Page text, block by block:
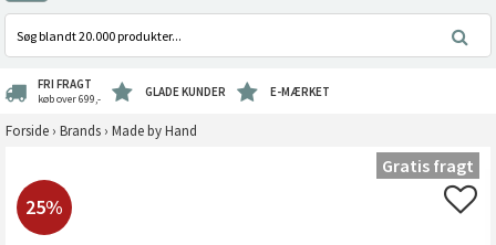
FRI FRAGT
køb over 699,- GLADE KUNDER E-MÆRKET
Forside › Brands › Made by Hand
25%
Gratis fragt